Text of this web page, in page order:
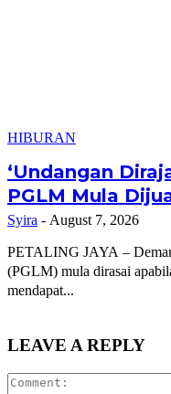
HIBURAN
‘Undangan
PGLM Mula
Syira - August 7, 2026
PETALING JAYA –
(PGLM) mula dirasai
mendapat...
LEAVE A REPLY